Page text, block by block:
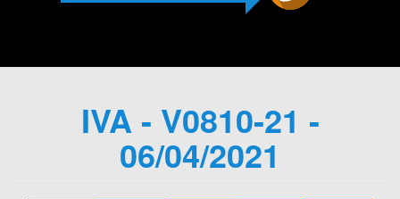
IVA - V0810-21 -
06/04/2021